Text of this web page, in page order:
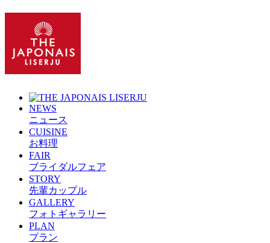
NEWS
ニュース
CUISINE
お料理
FAIR
ブライダルフェア
STORY
先輩カップル
GALLERY
フォトギャラリー
PLAN
プラン